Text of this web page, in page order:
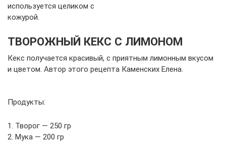
используется целиком с
кожурой.
ТВОРОЖНЫЙ КЕКС С ЛИМОНОМ
Кекс получается красивый, с приятным лимонным вкусом
и цветом. Автор этого рецепта Каменских Елена.
Продукты:
1. Творог — 250 гр
2. Мука — 200 гр